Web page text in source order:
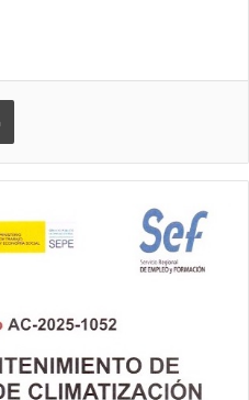
electrónico
Imprimir